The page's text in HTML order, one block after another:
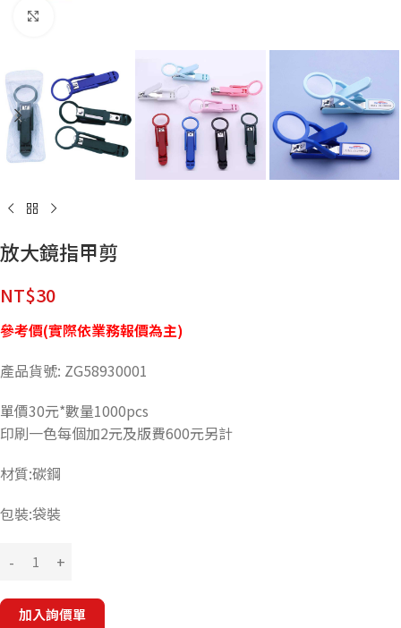
放大鏡指甲剪
NT$30
參考價(實際依業務報價為主)
產品貨號: ZG58930001
單價30元*數量1000pcs
印刷一色每個加2元及版費600元另計
材質:碳鋼
包裝:袋裝
加入詢價單